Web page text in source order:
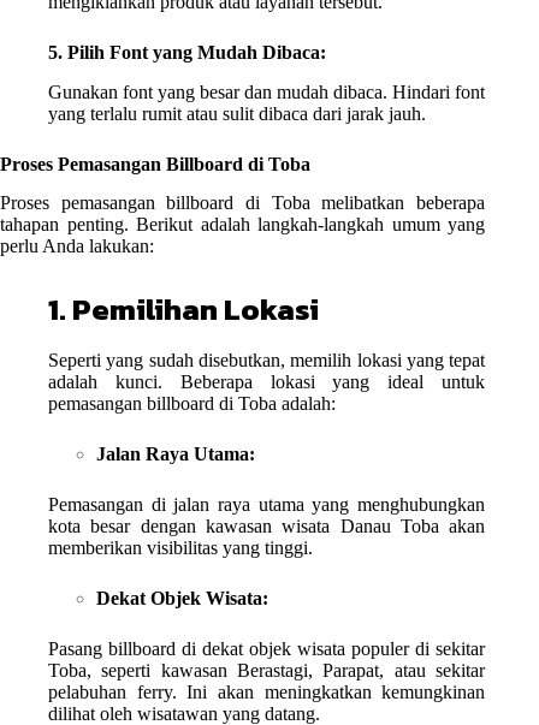
5. Pilih Font yang Mudah Dibaca:
Gunakan font yang besar dan mudah dibaca. Hindari font
yang terlalu rumit atau sulit dibaca dari jarak jauh.
Proses Pemasangan Billboard di Toba
Proses pemasangan billboard di Toba melibatkan beberapa
tahapan penting. Berikut adalah langkah-langkah umum yang
perlu Anda lakukan:
1. Pemilihan Lokasi
Seperti yang sudah disebutkan, memilih lokasi yang tepat
adalah kunci. Beberapa lokasi yang ideal untuk
pemasangan billboard di Toba adalah:
Jalan Raya Utama:
Pemasangan di jalan raya utama yang menghubungkan
kota besar dengan kawasan wisata Danau Toba akan
memberikan visibilitas yang tinggi.
Dekat Objek Wisata:
Pasang billboard di dekat objek wisata populer di sekitar
Toba, seperti kawasan Berastagi, Parapat, atau sekitar
pelabuhan ferry. Ini akan meningkatkan kemungkinan
dilihat oleh wisatawan yang datang.